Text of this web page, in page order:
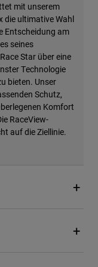
mit unserem
die ultimative Wahl
Entscheidung am
seines
Star über eine
Technologie
bieten. Unser
Schutz,
Komfort
RaceView-
auf die Ziellinie.